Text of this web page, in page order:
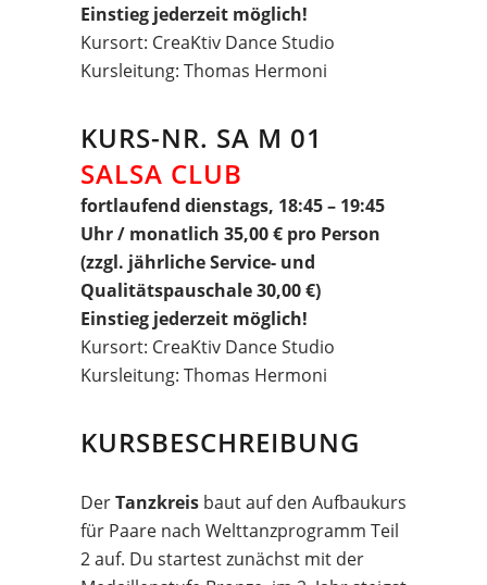
Einstieg jederzeit möglich!
Kursort: CreaKtiv Dance Studio
Kursleitung: Thomas Hermoni
KURS-NR. SA M 01
SALSA CLUB
fortlaufend dienstags, 18:45 – 19:45
Uhr / monatlich 35,00 € pro Person
(zzgl. jährliche Service- und
Qualitätspauschale 30,00 €)
Einstieg jederzeit möglich!
Kursort: CreaKtiv Dance Studio
Kursleitung: Thomas Hermoni
KURSBESCHREIBUNG
DerTanzkreis baut auf den Aufbaukurs
für Paare nach Welttanzprogramm Teil
2 auf. Du startest zunächst mit der